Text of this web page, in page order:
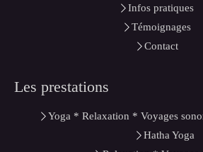
Infos pratiques
Témoignages
Contact
Les prestations
Yoga * Relaxation * Voyages
Hatha Yoga